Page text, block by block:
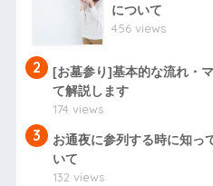
について
456 views
2
[お墓参り]基本的な流れ・
て解説します
174 views
3
お通夜に参列する時に知っ
いて
132 views